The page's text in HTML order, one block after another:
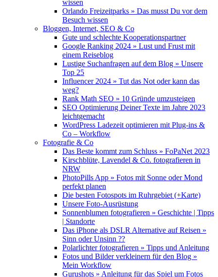
wissen
Orlando Freizeitparks » Das musst Du vor dem
Besuch wissen
Bloggen, Internet, SEO & Co
Gute und schlechte Kooperationspartner
Google Ranking 2024 » Lust und Frust mit
einem Reiseblog
Lustige Suchanfragen auf dem Blog » Unsere
Top 25
Influencer 2024 » Tut das Not oder kann das
weg?
Rank Math SEO » 10 Gründe umzusteigen
SEO Optimierung Deiner Texte im Jahre 2023
leichtgemacht
WordPress Ladezeit optimieren mit Plug-ins &
Co – Workflow
Fotografie & Co
Das Beste kommt zum Schluss » FoPaNet 2023
Kirschblüte, Lavendel & Co. fotografieren in
NRW
PhotoPills App » Fotos mit Sonne oder Mond
perfekt planen
Die besten Fotospots im Ruhrgebiet (+Karte)
Unsere Foto-Ausrüstung
Sonnenblumen fotografieren » Geschichte | Tipps
| Standorte
Das iPhone als DSLR Alternative auf Reisen »
Sinn oder Unsinn ??
Polarlichter fotografieren » Tipps und Anleitung
Fotos und Bilder verkleinern für den Blog »
Mein Workflow
Gurushots » Anleitung für das Spiel um Fotos